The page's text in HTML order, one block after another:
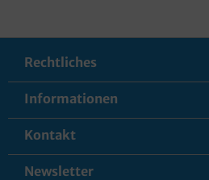
Rechtliches
Informationen
Kontakt
Newsletter